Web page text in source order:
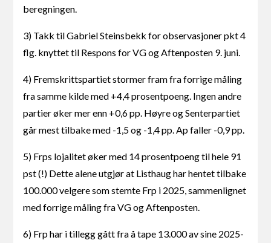
beregningen.
3) Takk til Gabriel Steinsbekk for observasjoner pkt 4
flg. knyttet til Respons for VG og Aftenposten 9. juni.
4) Fremskrittspartiet stormer fram fra forrige måling
fra samme kilde med +4,4 prosentpoeng. Ingen andre
partier øker mer enn +0,6 pp. Høyre og Senterpartiet
går mest tilbake med -1,5 og -1,4 pp. Ap faller -0,9 pp.
5) Frps lojalitet øker med 14 prosentpoeng til hele 91
pst (!) Dette alene utgjør at Listhaug har hentet tilbake
100.000 velgere som stemte Frp i 2025, sammenlignet
med forrige måling fra VG og Aftenposten.
6) Frp har i tillegg gått fra å tape 13.000 av sine 2025-